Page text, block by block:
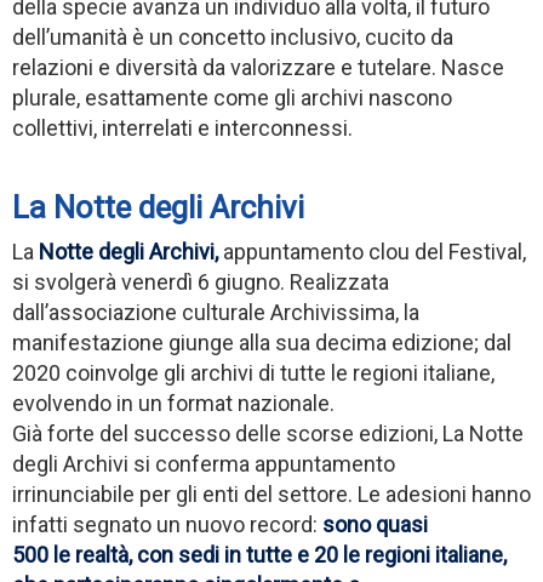
della specie avanza un individuo alla volta, il futuro
dell’umanità è un concetto inclusivo, cucito da
relazioni e diversità da valorizzare e tutelare. Nasce
plurale, esattamente come gli archivi nascono
collettivi, interrelati e interconnessi.
La Notte degli Archivi
La Notte degli Archivi,appuntamento clou del Festival,
si svolgerà venerdì 6 giugno. Realizzata
dall’associazione culturale Archivissima, la
manifestazione giunge alla sua decima edizione; dal
2020 coinvolge gli archivi di tutte le regioni italiane,
evolvendo in un format nazionale.
Già forte del successo delle scorse edizioni, La Notte
degli Archivi si conferma appuntamento
irrinunciabile per gli enti del settore. Le adesioni hanno
infatti segnato un nuovo record: sono quasi
500 le realtà, con sedi in tutte e 20 le regioni italiane,